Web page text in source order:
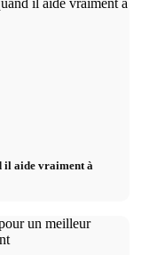
il aide vraiment à